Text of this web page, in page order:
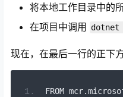
将本地工作目录中的
在项目中调用
现在，在最后一行的正下
FROM mcr.